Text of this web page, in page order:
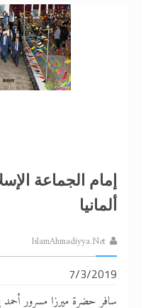
إمام الجماعة
ألمانيا
IslamAhmadiyya.Net
7/3/2019
سافر حضرة ميرزا مسرور أحمد